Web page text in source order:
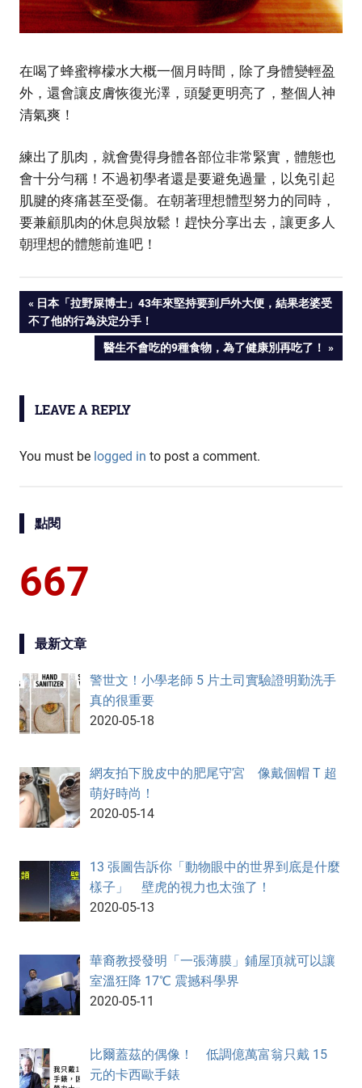
在喝了蜂蜜檸檬水大概一個月時間，除了身體變輕盈
外，還會讓皮膚恢復光澤，頭髮更明亮了，整個人神
清氣爽！
練出了肌肉，就會覺得身體各部位非常緊實，體態也
會十分勻稱！不過初學者還是要避免過量，以免引起
肌腱的疼痛甚至受傷。在朝著理想體型努力的同時，
要兼顧肌肉的休息與放鬆！趕快分享出去，讓更多人
朝理想的體態前進吧！
Post
navigation
PREVIOUS
POST:
日本「拉野屎博士」43年來堅持要到戶外大便，結果老婆受
不了他的行為決定分手！
NEXT
醫生不會吃的9種食物，為了健康別再吃了！
LEAVE A REPLY
You must be logged in to post a comment.
點閱
667
最新文章
警世文！小學老師 5 片土司實驗證明勤洗手
真的很重要
2020-05-18
網友拍下脫皮中的肥尾守宮 像戴個帽 T 超
萌好時尚！
2020-05-14
13 張圖告訴你「動物眼中的世界到底是什麼
樣子」 壁虎的視力也太強了！
2020-05-13
華裔教授發明「一張薄膜」鋪屋頂就可以讓
室溫狂降 17℃ 震撼科學界
2020-05-11
比爾蓋茲的偶像！ 低調億萬富翁只戴 15
元的卡西歐手錶